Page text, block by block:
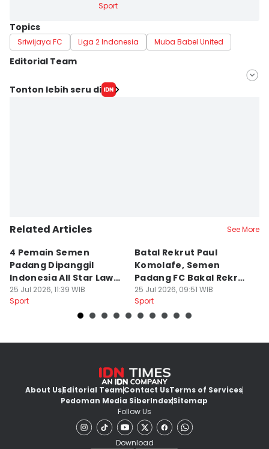
Sport
Topics
Sriwijaya FC Liga 2 Indonesia Muba Babel United
Editorial Team
Editor
Tonton lebih seru di
Related Articles See More
4 Pemain Semen
Padang Dipanggil
Indonesia All Star Lawan
Aston Villa
25 Jul 2026, 11:39 WIB
Sport
Batal Rekrut Paul
Komolafe, Semen
Padang FC Bakal Rekrut
Striker Baru
25 Jul 2026, 09:51 WIB
Sport
About UsEditorial TeamContact UsTerms of Services
Pedoman Media SiberIndexSitemap
Follow Us
Download